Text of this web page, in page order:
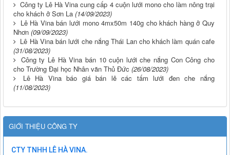
Công ty Lê Hà Vina cung cấp 4 cuộn lưới mono cho làm nông trại
cho khách ở Sơn La (14/09/2023)
Lê Hà Vina bán lưới mono 4mx50m 140g cho khách hàng ở Quy
Nhơn (09/09/2023)
Lê Hà Vina bán lưới che nắng Thái Lan cho khách làm quán cafe
(31/08/2023)
Công ty Lê Hà Vina bán 10 cuộn lưới che nắng Con Công cho
cho Trường Đại học Nhân văn Thủ Đức (26/08/2023)
Lê Hà Vina báo giá bán lẻ các tấm lưới đen che nắng
(11/08/2023)
GIỚI THIỆU CÔNG TY
CTY TNHH LÊ HÀ VINA.